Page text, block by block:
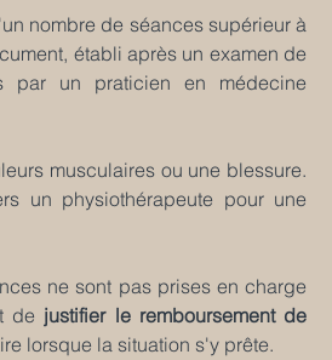
nombre de séances supérieur à
établi après un examen de
par un praticien en médecine
musculaires ou une blessure.
un physiothérapeute pour une
ne sont pas prises en charge
de justifier le remboursement de
lorsque la situation s'y prête.